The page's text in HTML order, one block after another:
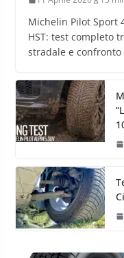
Michelin Pilot Sport
HST: test completo
stradale e confronto